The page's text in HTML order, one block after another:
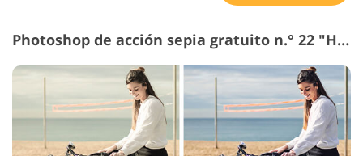
Photoshop de acción sepia gratuito n.° 22 "Hard Contrast"